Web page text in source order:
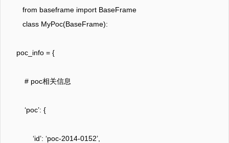
from baseframe import BaseFrame
class MyPoc(BaseFrame):
poc_info = {
# poc相关信息
‘poc’: {
‘id’: ‘poc-2014-0152’,